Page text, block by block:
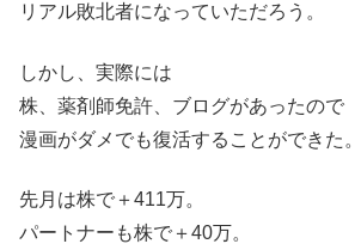
リアル敗北者になっていただろう。
しかし、実際には
株、薬剤師免許、ブログがあったので
漫画がダメでも復活することができた。
先月は株で＋411万。
パートナーも株で＋40万。